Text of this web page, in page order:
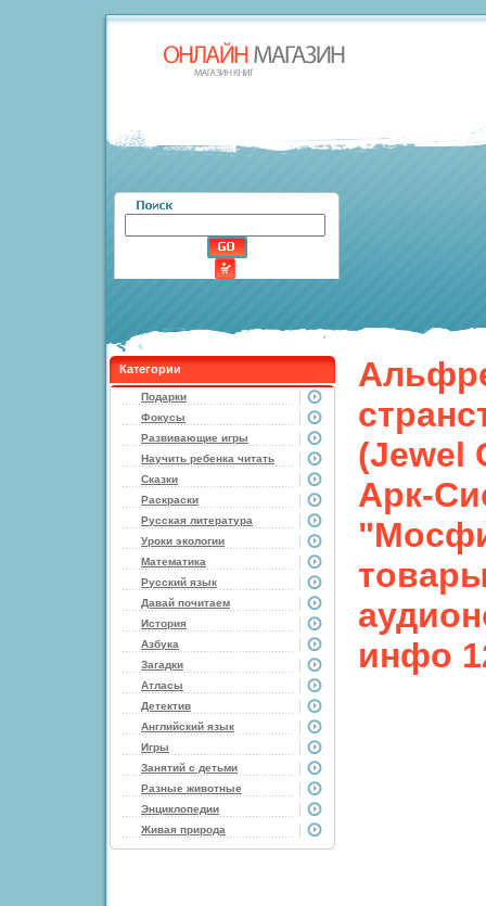
Категории
Подарки
Фокусы
Развивающие игры
Научить ребенка читать
Сказки
Раскраски
Русская литература
Уроки экологии
Математика
Русский язык
Давай почитаем
История
Азбука
Загадки
Атласы
Детектив
Английский язык
Игры
Занятий с детьми
Разные животные
Энциклопедии
Живая природа
(Jewel
Арк-
инфо